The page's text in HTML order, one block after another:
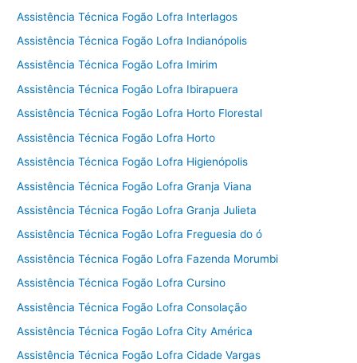
Assistência Técnica Fogão Lofra Interlagos
Assistência Técnica Fogão Lofra Indianópolis
Assistência Técnica Fogão Lofra Imirim
Assistência Técnica Fogão Lofra Ibirapuera
Assistência Técnica Fogão Lofra Horto Florestal
Assistência Técnica Fogão Lofra Horto
Assistência Técnica Fogão Lofra Higienópolis
Assistência Técnica Fogão Lofra Granja Viana
Assistência Técnica Fogão Lofra Granja Julieta
Assistência Técnica Fogão Lofra Freguesia do ó
Assistência Técnica Fogão Lofra Fazenda Morumbi
Assistência Técnica Fogão Lofra Cursino
Assistência Técnica Fogão Lofra Consolação
Assistência Técnica Fogão Lofra City América
Assistência Técnica Fogão Lofra Cidade Vargas